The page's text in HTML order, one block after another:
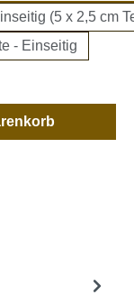
(5 x 2,5 cm
- Einseitig